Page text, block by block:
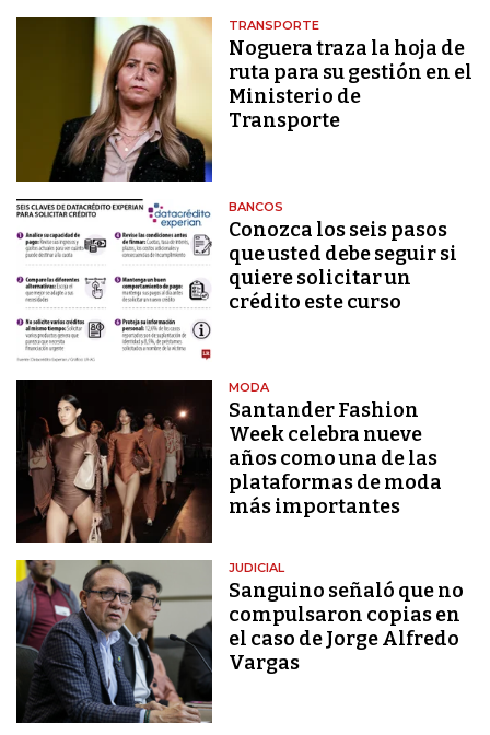
TRANSPORTE
Noguera traza la hoja de
ruta para su gestión en el
Ministerio de
Transporte
BANCOS
Conozca los seis pasos
que usted debe seguir si
quiere solicitar un
crédito este curso
MODA
Santander Fashion
Week celebra nueve
años como una de las
plataformas de moda
más importantes
JUDICIAL
Sanguino señaló que no
compulsaron copias en
el caso de Jorge Alfredo
Vargas